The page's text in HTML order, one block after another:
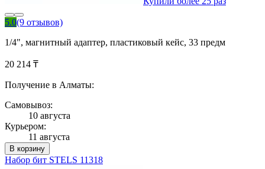
5.0(9 отзывов)
1/4", магнитный адаптер, пластиковый кейс, 33 предм
20 214 ₸
Получение в Алматы:
Самовывоз:
10 августа
Курьером:
11 августа
В корзину
Набор бит STELS 11318